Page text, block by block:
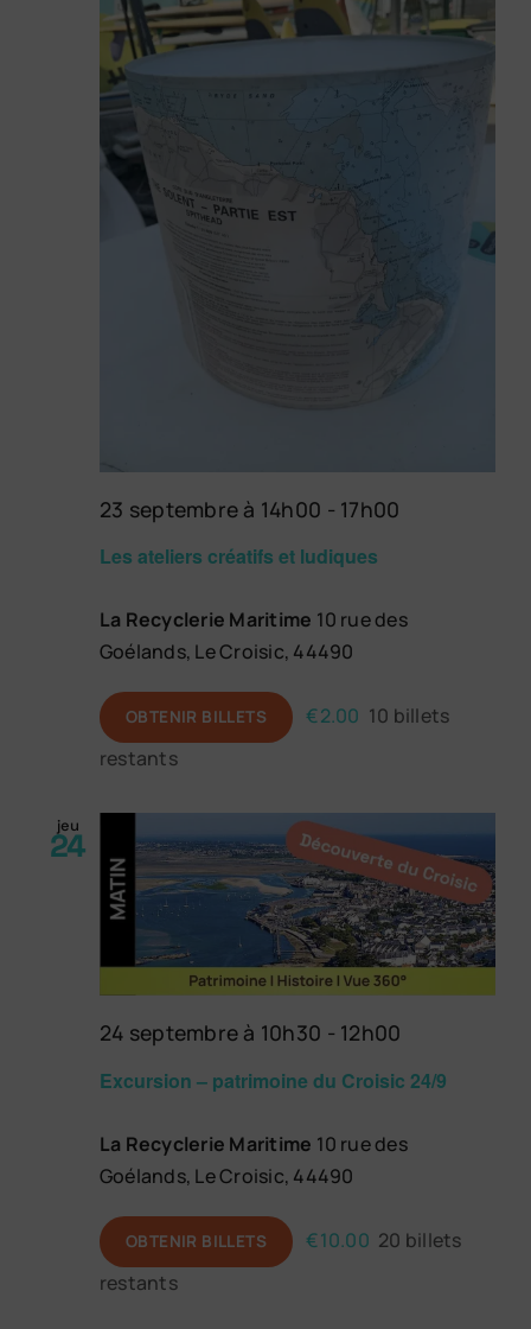
Les ateliers créatifs et ludiques
23 septembre à 14h00 - 17h00
La Recyclerie Maritime 10 rue des
Goélands, Le Croisic, 44490
OBTENIR BILLETS €2.00 10 billets
restants
jeu
24
Excursion – patrimoine du Croisic 24/9
24 septembre à 10h30 - 12h00
La Recyclerie Maritime 10 rue des
Goélands, Le Croisic, 44490
OBTENIR BILLETS €10.00 20 billets
restants